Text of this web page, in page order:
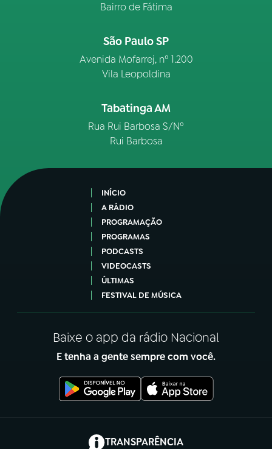
Bairro de Fátima
São Paulo SP
Avenida Mofarrej, nº 1.200
Vila Leopoldina
Tabatinga AM
Rua Rui Barbosa S/Nº
Rui Barbosa
INÍCIO
A RÁDIO
PROGRAMAÇÃO
PROGRAMAS
PODCASTS
VIDEOCASTS
ÚLTIMAS
FESTIVAL DE MÚSICA
Baixe o app da rádio Nacional
E tenha a gente sempre com você.
TRANSPARÊNCIA
(abre em nova aba)